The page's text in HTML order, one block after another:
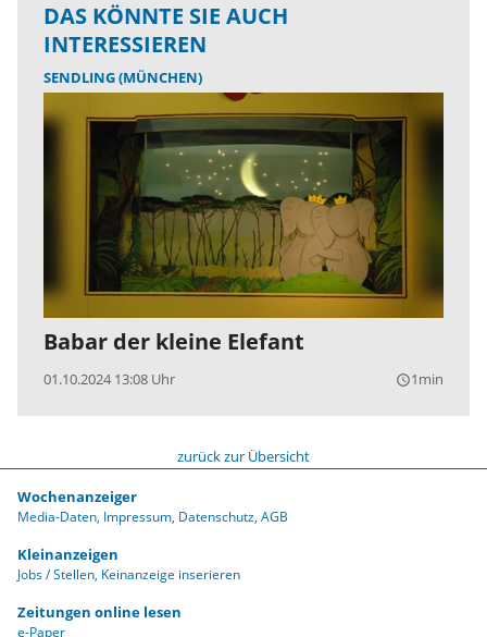
DAS KÖNNTE SIE AUCH
INTERESSIEREN
SENDLING (MÜNCHEN)
Babar der kleine Elefant
01.10.2024 13:08 Uhr query_builder1min
zurück zur Übersicht
Wochenanzeiger
Media-Daten Impressum Datenschutz AGB
Kleinanzeigen
Jobs / Stellen Keinanzeige inserieren
Zeitungen online lesen
e-Paper